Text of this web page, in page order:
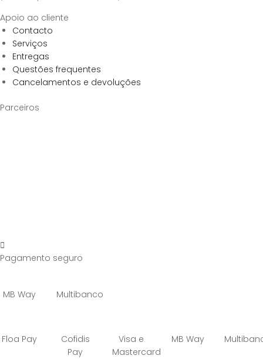
Apoio ao cliente
Contacto
Serviços
Entregas
Questões frequentes
Cancelamentos e devoluções
Parceiros
Pagamento seguro
MB Way Multibanco
Floa Pay
Cofidis
Pay
Visa e
Mastercard
MB Way